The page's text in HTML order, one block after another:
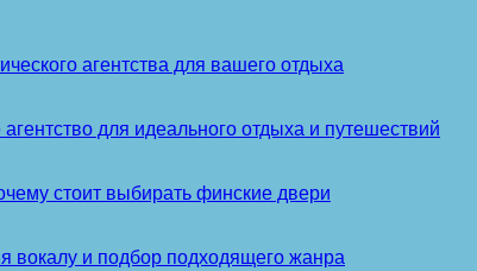
агентства для вашего отдыха
для идеального отдыха и путешествий
стоит выбирать финские двери
вокалу и подбор подходящего жанра